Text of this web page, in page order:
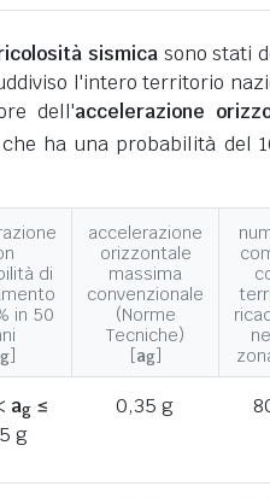
sismica sono stati
l'intero territorio
dell'accelerazione
ha una probabilità del
di
in 50
g]
accelerazione
orizzontale
massima
convenzionale
(Norme
Tecniche)
[ag]
ag≤
g
0,35 g